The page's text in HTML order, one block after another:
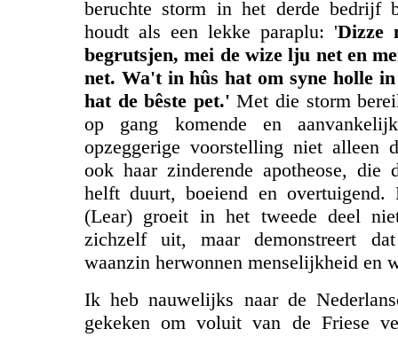
beruchte storm in het derde bedrijf
houdt als een lekke paraplu: 'Dizze
begrutsjen, mei de wize lju net en
net. Wa't in hûs hat om syne holle
hat de bêste pet.'Met die storm
op gang komende en
opzeggerige voorstelling niet alleen
ook haar zinderende apotheose, die
helft duurt, boeiend en overtuigend.
(Lear) groeit in het tweede deel
zichzelf uit, maar demonstreert
waanzin herwonnen menselijkheid en
Ik heb nauwelijks naar de
gekeken om voluit van de Friese